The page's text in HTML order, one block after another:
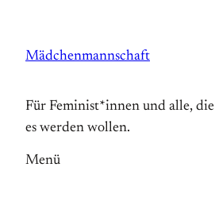
springen
Mädchenmannschaft
Für Feminist*innen und alle, die
es werden wollen.
Menü